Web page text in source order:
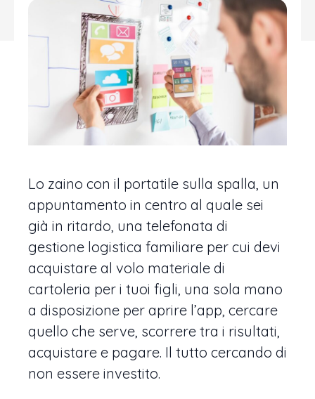
Lo zaino con il portatile sulla spalla, un
appuntamento in centro al quale sei
già in ritardo, una telefonata di
gestione logistica familiare per cui devi
acquistare al volo materiale di
cartoleria per i tuoi figli, una sola mano
a disposizione per aprire l’app, cercare
quello che serve, scorrere tra i risultati,
acquistare e pagare. Il tutto cercando di
non essere investito.